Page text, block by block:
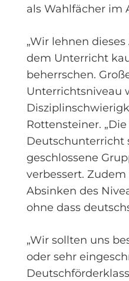
als Wahlfächer im
„Wir lehnen
dem Unterricht
beherrschen.
Unterrichtsniveau
Rottensteiner.
Deutschunterricht
geschlossene
verbessert.
Absinken des
ohne dass
„Wir sollten uns
oder sehr